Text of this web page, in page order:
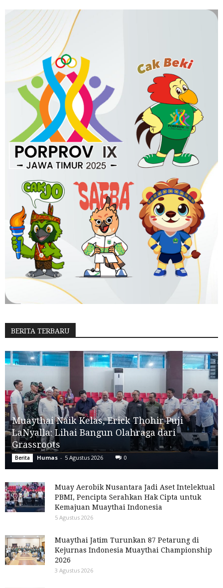
BERITA TERBARU
Muaythai Naik Kelas, Erick Thohir Puji
LaNyalla: Lihai Bangun Olahraga dari
Grassroots
Berita Humas - 5 Agustus 2026 0
Muay Aerobik Nusantara Jadi Aset Intelektual
PBMI, Pencipta Serahkan Hak Cipta untuk
Kemajuan Muaythai Indonesia
5 Agustus 2026
Muaythai Jatim Turunkan 87 Petarung di
Kejurnas Indonesia Muaythai Championship
2026
3 Agustus 2026